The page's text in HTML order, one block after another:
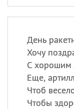
День
Хочу
С хорошим
Еще,
Чтоб
Чтобы